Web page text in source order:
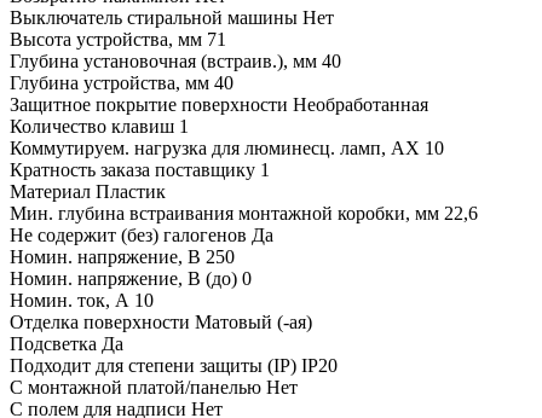
Выключатель стиральной машины Нет
Высота устройства, мм 71
Глубина установочная (встраив.), мм 40
Глубина устройства, мм 40
Защитное покрытие поверхности Необработанная
Количество клавиш 1
Коммутируем. нагрузка для люминесц. ламп, AX 10
Кратность заказа поставщику 1
Материал Пластик
Мин. глубина встраивания монтажной коробки, мм 22,6
Не содержит (без) галогенов Да
Номин. напряжение, В 250
Номин. напряжение, В (до) 0
Номин. ток, А 10
Отделка поверхности Матовый (-ая)
Подсветка Да
Подходит для степени защиты (IP) IP20
С монтажной платой/панелью Нет
С полем для надписи Нет